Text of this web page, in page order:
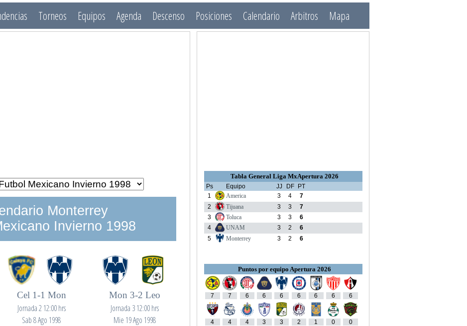
Torneos Equipos Agenda Descenso Posiciones Calendario Arbitros Mapa
Monterrey
Invierno 1998
Cel 1-1 Mon
Jornada 2 12:00 hrs
Sab 8 Ago 1998
Mon 3-2 Leo
Jornada 3 12:00 hrs
Mie 19 Ago 1998
Tabla General Liga MxApertura 2026
Ps Equipo JJ DF PT
1
America 3 4
7
2
Tijuana 3 3
7
3
Toluca 3 3
6
4
UNAM 3 2
6
5
Monterrey 3 2 6
Puntos por equipo Apertura 2026
7 7 6 6 6 6 6 6 6
4 4 4 3 3 2 1 0 0